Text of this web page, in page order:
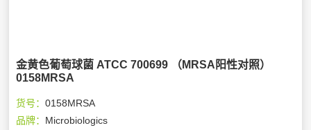
金黄色葡萄球菌 ATCC 700699 （MRSA阳性对照）
0158MRSA
货号：0158MRSA
品牌： Microbiologics